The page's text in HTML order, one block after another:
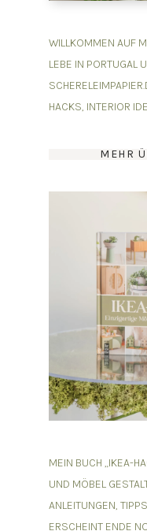
WILLKOMMEN AUF
LEBE IN PORTUGAL
HACKS, INTERIOR
MEHR
MEIN BUCH „IKEA-
UND MÖBEL
ANLEITUNGEN,
ERSCHEINT ENDE